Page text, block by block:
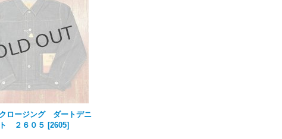
クロージング ダートデニ
２６０５ [2605]